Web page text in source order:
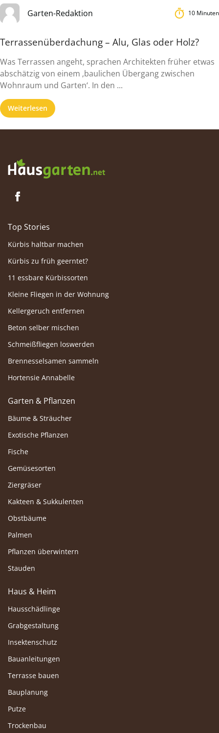
Garten-Redaktion 10 Minuten
Terrassenüberdachung – Alu, Glas oder Holz?
Was Terrassen angeht, sprachen Architekten früher etwas
abschätzig von einem ‚baulichen Übergang zwischen
Wohnraum und Garten‘. In den ...
Weiterlesen
Top Stories
Kürbis haltbar machen
Kürbis zu früh geerntet?
11 essbare Kürbissorten
Kleine Fliegen in der Wohnung
Kellergeruch entfernen
Beton selber mischen
Schmeißfliegen loswerden
Brennesselsamen sammeln
Hortensie Annabelle
Garten & Pflanzen
Bäume & Sträucher
Exotische Pflanzen
Fische
Gemüsesorten
Ziergräser
Kakteen & Sukkulenten
Obstbäume
Palmen
Pflanzen überwintern
Stauden
Haus & Heim
Hausschädlinge
Grabgestaltung
Insektenschutz
Bauanleitungen
Terrasse bauen
Bauplanung
Putze
Trockenbau